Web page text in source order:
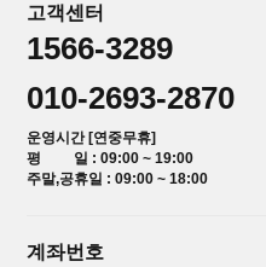
고객센터
1566-3289
010-2693-2870
운영시간 [연중무휴]
평 일 : 09:00 ~ 19:00
주말,공휴일 : 09:00 ~ 18:00
계좌번호